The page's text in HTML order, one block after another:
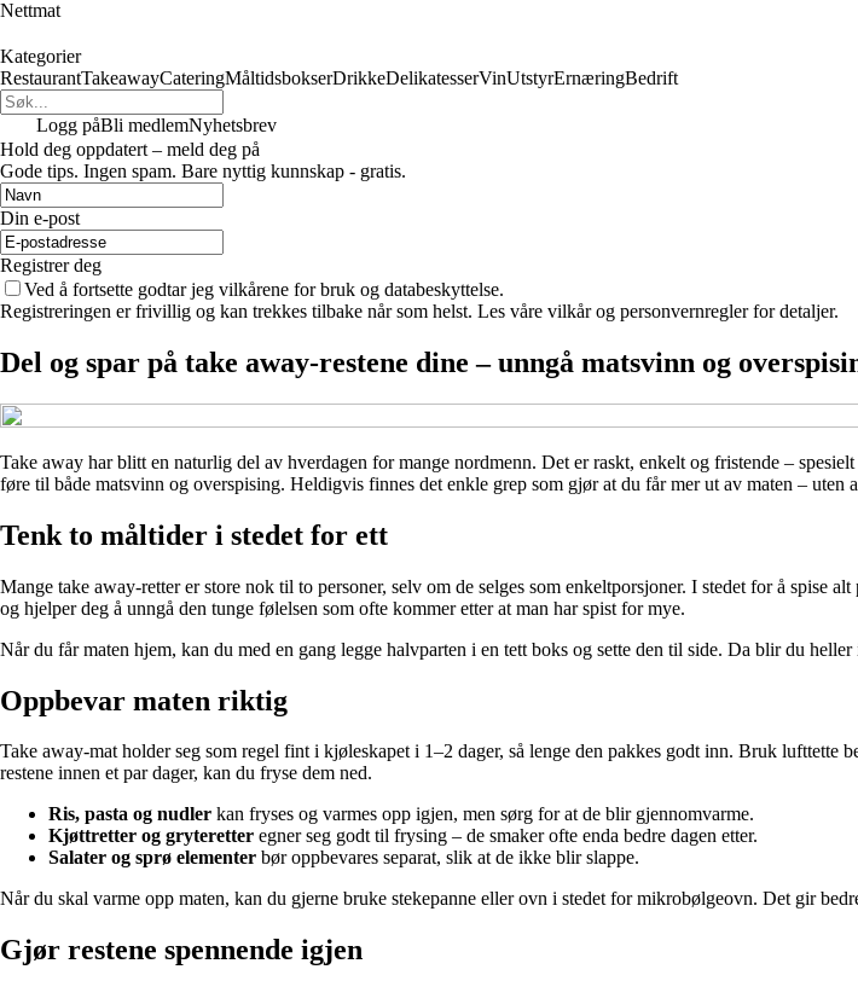
Nettmat
Kategorier
RestaurantTakeawayCateringMåltidsbokserDrikkeDelikatesserVinUtstyrErnæringBedrift
Logg påBli medlemNyhetsbrev
Hold deg oppdatert – meld deg på
Gode ​​tips. Ingen spam. Bare nyttig kunnskap - gratis.
Din e-post
Registrer deg
Ved å fortsette godtar jeg vilkårene for bruk og databeskyttelse.
Registreringen er frivillig og kan trekkes tilbake når som helst. Les våre vilkår og personvernregler for detaljer.
Del og spar på take away-restene dine – unngå matsvinn og
Take away har blitt en naturlig del av hverdagen for mange nordmenn. Det er raskt, enkelt og fristende –
føre til både matsvinn og overspising. Heldigvis finnes det enkle grep som gjør at du får mer ut av maten – uten
Tenk to måltider i stedet for ett
Mange take away-retter er store nok til to personer, selv om de selges som enkeltporsjoner. I stedet for å spise
og hjelper deg å unngå den tunge følelsen som ofte kommer etter at man har spist for mye.
Når du får maten hjem, kan du med en gang legge halvparten i en tett boks og sette den til side. Da blir du
Oppbevar maten riktig
Take away-mat holder seg som regel fint i kjøleskapet i 1–2 dager, så lenge den pakkes godt inn. Bruk
restene innen et par dager, kan du fryse dem ned.
Ris, pasta og nudler kan fryses og varmes opp igjen, men sørg for at de blir gjennomvarme.
Kjøttretter og gryteretter egner seg godt til frysing – de smaker ofte enda bedre dagen etter.
Salater og sprø elementer bør oppbevares separat, slik at de ikke blir slappe.
Når du skal varme opp maten, kan du gjerne bruke stekepanne eller ovn i stedet for mikrobølgeovn. Det gir
Gjør restene spennende igjen